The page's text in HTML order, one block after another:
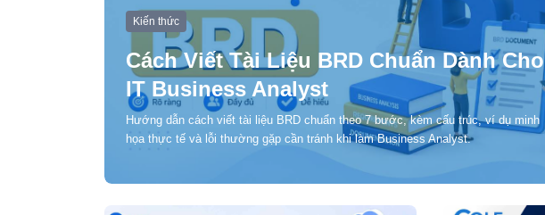
Kiến thức
Cách Viết Tài Liệu BRD Chuẩn Dành Cho
IT Business Analyst
Hướng dẫn cách viết tài liệu BRD chuẩn theo 7 bước, kèm cấu trúc, ví dụ minh
họa thực tế và lỗi thường gặp cần tránh khi làm Business Analyst.